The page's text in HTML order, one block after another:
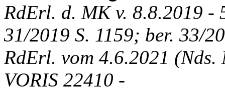
RdErl. d. MK v. 8.8.2019 -
31/2019 S. 1159; ber. 33/
RdErl. vom 4.6.2021
VORIS 22410 -